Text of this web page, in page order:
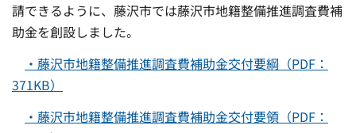
請できるように、藤沢市では藤沢市地籍整備推進調査費補
助金を創設しました。
・藤沢市地籍整備推進調査費補助金交付要綱（PDF：
371KB）
・藤沢市地籍整備推進調査費補助金交付要領（PDF：